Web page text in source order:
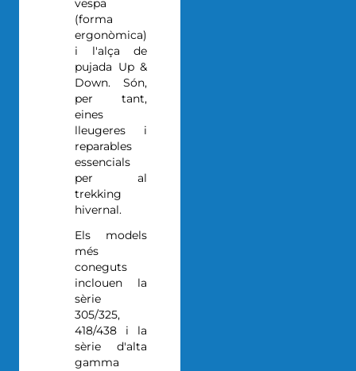
(forma
ergonòmica)
i l'alça de
pujada Up &
Down. Són,
per tant,
eines
lleugeres i
reparables
essencials
per al
trekking
hivernal.
Els models
més
coneguts
inclouen la
sèrie
305/325,
418/438 i la
sèrie d'alta
gamma